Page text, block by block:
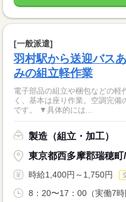
[一般派遣]
羽村駅から送迎バス
みの組立軽作業
電子部品の組立や梱包などの軽
く、基本は座り作業。空調完
です。 ▼具体的には...
製造（組立・加工）
東京都西多摩郡瑞穂町
時給1,400円～1,750円
8：20〜17：00（実働7